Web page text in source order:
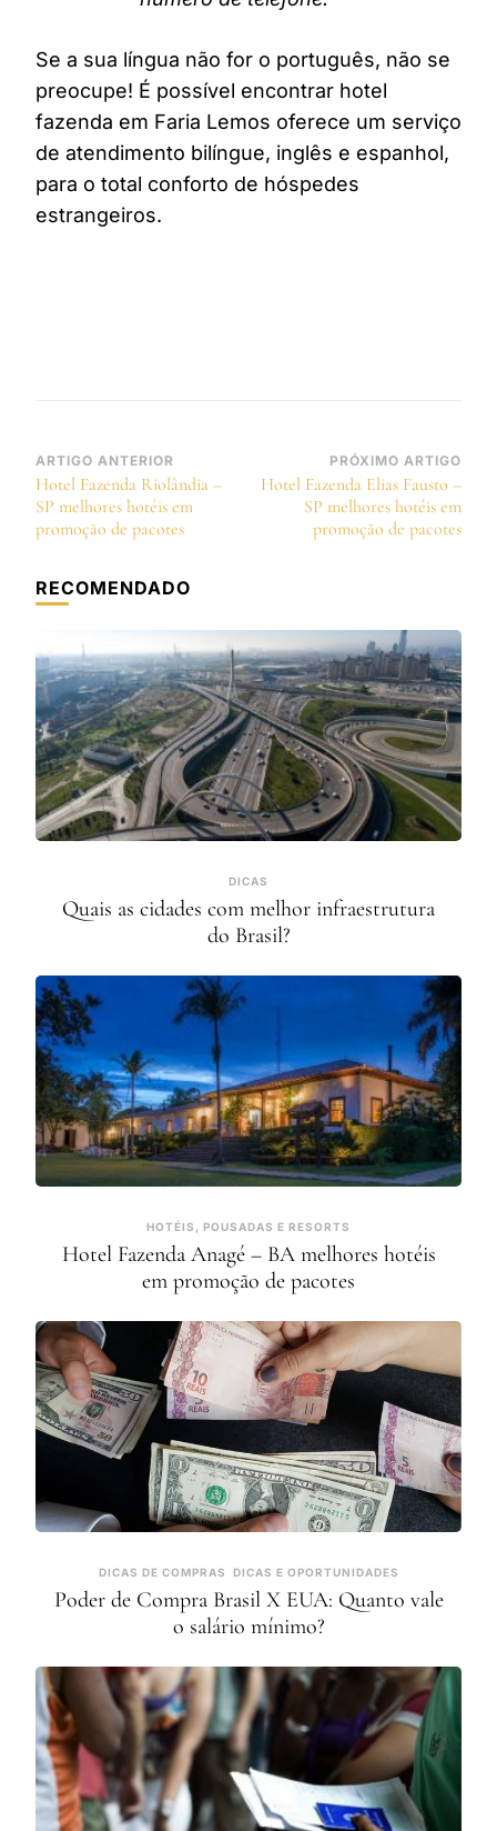
Se a sua língua não for o português, não se
preocupe! É possível encontrar hotel
fazenda em Faria Lemos oferece um serviço
de atendimento bilíngue, inglês e espanhol,
para o total conforto de hóspedes
estrangeiros.
Navegação
de
post
ARTIGO ANTERIOR
Hotel Fazenda Riolândia –
SP melhores hotéis em
promoção de pacotes
PRÓXIMO ARTIGO
Hotel Fazenda Elias Fausto –
SP melhores hotéis em
promoção de pacotes
RECOMENDADO
DICAS
Quais as cidades com melhor infraestrutura
do Brasil?
HOTÉIS, POUSADAS E RESORTS
Hotel Fazenda Anagé – BA melhores hotéis
em promoção de pacotes
DICAS DE COMPRAS DICAS E OPORTUNIDADES
Poder de Compra Brasil X EUA: Quanto vale
o salário mínimo?